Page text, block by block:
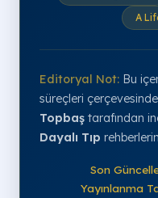
A
Editoryal Not: Bu
süreçleri
Topbaş tarafından
Dayalı Tıp
Son
Yayınlanma